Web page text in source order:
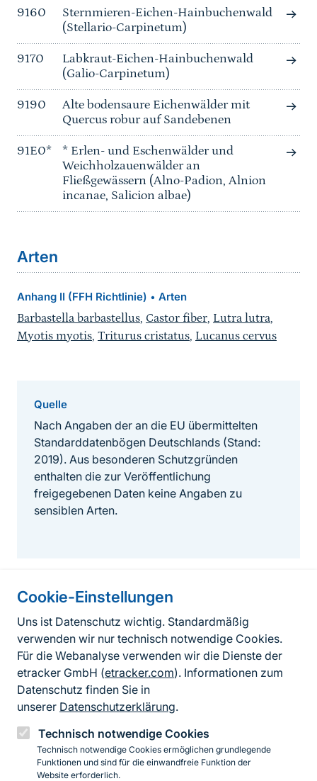
Cookie-Einstellungen
Uns ist Datenschutz wichtig. Standardmäßig
verwenden wir nur technisch notwendige Cookies.
Für die Webanalyse verwenden wir die Dienste der
etracker GmbH (etracker.com). Informationen zum
Datenschutz finden Sie in
unserer Datenschutzerklärung.
Technisch notwendige Cookies
Technisch notwendige Cookies ermöglichen grundlegende
Funktionen und sind für die einwandfreie Funktion der
Website erforderlich.
9160
Sternmieren-Eichen-Hainbuchenwald
(Stellario-Carpinetum)
9170
Labkraut-Eichen-Hainbuchenwald
(Galio-Carpinetum)
9190
Alte bodensaure Eichenwälder mit
Quercus robur auf Sandebenen
91E0*
* Erlen- und Eschenwälder und
Weichholzauenwälder an
Fließgewässern (Alno-Padion, Alnion
incanae, Salicion albae)
Arten
Anhang II (FFH Richtlinie) • Arten
Barbastella barbastellus, Castor fiber, Lutra lutra,
Myotis myotis, Triturus cristatus, Lucanus cervus
Quelle
Nach Angaben der an die EU übermittelten
Standarddatenbögen Deutschlands (Stand:
2019). Aus besonderen Schutzgründen
enthalten die zur Veröffentlichung
freigegebenen Daten keine Angaben zu
sensiblen Arten.
Informationen zur Seite
FußzeileKontakt zum BfN
Kontaktformular
Erklärung zur Barrierefreiheit
Impressum
Datenschutz